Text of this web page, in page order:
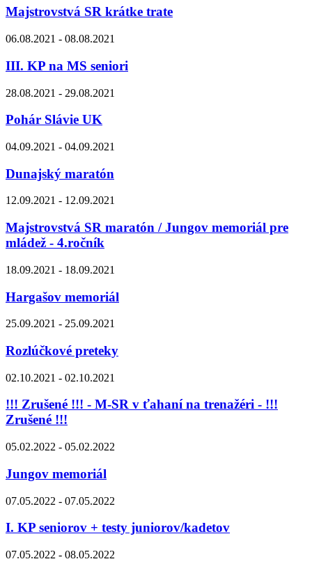
Majstrovstvá SR krátke trate
06.08.2021 - 08.08.2021
III. KP na MS seniori
28.08.2021 - 29.08.2021
Pohár Slávie UK
04.09.2021 - 04.09.2021
Dunajský maratón
12.09.2021 - 12.09.2021
Majstrovstvá SR maratón / Jungov memoriál pre
mládež - 4.ročník
18.09.2021 - 18.09.2021
Hargašov memoriál
25.09.2021 - 25.09.2021
Rozlúčkové preteky
02.10.2021 - 02.10.2021
!!! Zrušené !!! - M-SR v ťahaní na trenažéri - !!!
Zrušené !!!
05.02.2022 - 05.02.2022
Jungov memoriál
07.05.2022 - 07.05.2022
I. KP seniorov + testy juniorov/kadetov
07.05.2022 - 08.05.2022